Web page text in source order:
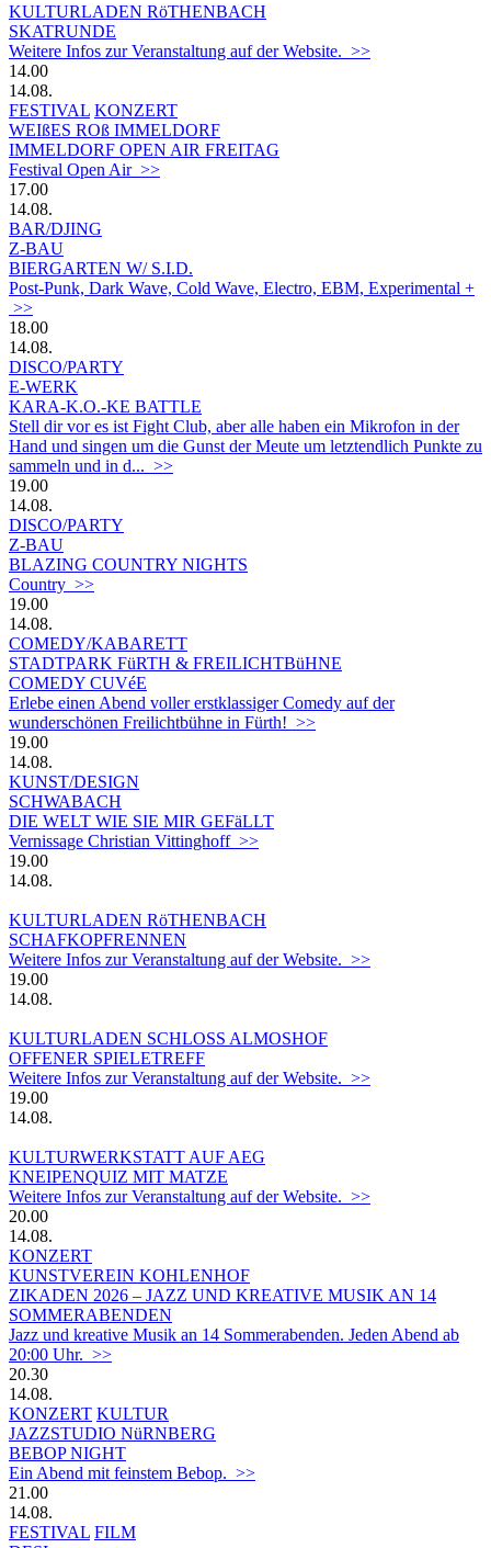
KULTURLADEN RöTHENBACH
SKATRUNDE
Weitere Infos zur Veranstaltung auf der Website. >>
14.00
14.08.
FESTIVAL KONZERT
WEIßES ROß IMMELDORF
IMMELDORF OPEN AIR FREITAG
Festival Open Air >>
17.00
14.08.
BAR/DJING
Z-BAU
BIERGARTEN W/ S.I.D.
Post-Punk, Dark Wave, Cold Wave, Electro, EBM, Experimental +
>>
18.00
14.08.
DISCO/PARTY
E-WERK
KARA-K.O.-KE BATTLE
Stell dir vor es ist Fight Club, aber alle haben ein Mikrofon in der
Hand und singen um die Gunst der Meute um letztendlich Punkte zu
sammeln und in d... >>
19.00
14.08.
DISCO/PARTY
Z-BAU
BLAZING COUNTRY NIGHTS
Country >>
19.00
14.08.
COMEDY/KABARETT
STADTPARK FüRTH & FREILICHTBüHNE
COMEDY CUVéE
Erlebe einen Abend voller erstklassiger Comedy auf der
wunderschönen Freilichtbühne in Fürth! >>
19.00
14.08.
KUNST/DESIGN
SCHWABACH
DIE WELT WIE SIE MIR GEFäLLT
Vernissage Christian Vittinghoff >>
19.00
14.08.
KULTURLADEN RöTHENBACH
SCHAFKOPFRENNEN
Weitere Infos zur Veranstaltung auf der Website. >>
19.00
14.08.
KULTURLADEN SCHLOSS ALMOSHOF
OFFENER SPIELETREFF
Weitere Infos zur Veranstaltung auf der Website. >>
19.00
14.08.
KULTURWERKSTATT AUF AEG
KNEIPENQUIZ MIT MATZE
Weitere Infos zur Veranstaltung auf der Website. >>
20.00
14.08.
KONZERT
KUNSTVEREIN KOHLENHOF
ZIKADEN 2026 – JAZZ UND KREATIVE MUSIK AN 14
SOMMERABENDEN
Jazz und kreative Musik an 14 Sommerabenden. Jeden Abend ab
20:00 Uhr. >>
20.30
14.08.
KONZERT KULTUR
JAZZSTUDIO NüRNBERG
BEBOP NIGHT
Ein Abend mit feinstem Bebop. >>
21.00
14.08.
FESTIVAL FILM